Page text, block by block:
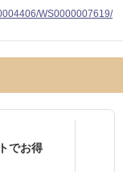
WS0000007619/
でお得